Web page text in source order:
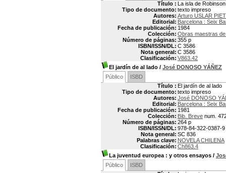
Título : La isla de Robinson
Tipo de documento: texto impreso
Autores: Arturo USLAR
Editorial: Barcelona : Seix
Fecha de publicación: 1984
Colección: Obras maestras
Número de páginas: 355 p
ISBN/ISSN/DL: C 3586
Nota general: C 3586
Clasificación: V863.42
El jardín de al lado / José DONOSO YÁÑEZ
Público
ISBD
Título : El jardín de al lado
Tipo de documento: texto impreso
Autores: José DONOSO
Editorial: Barcelona : Seix
Fecha de publicación: 1981
Colección: Bib. Breve num.
Número de páginas: 264 p
ISBN/ISSN/DL: 978-84-322-0387-9
Nota general: SC 836
Palabras clave: NOVELA CHILENA
Clasificación: Ch863.4
La juventud europea : y otros ensayos /
Público
ISBD